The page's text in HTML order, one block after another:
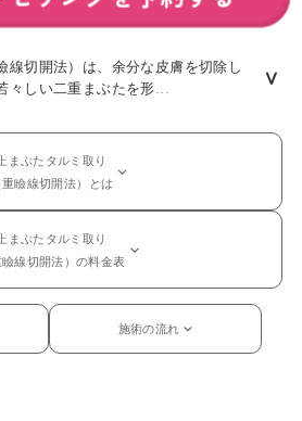
線切開法）は、余分な皮膚を切除し
々しい二重まぶたを形... ∨
上まぶたタルミ取り
重瞼線切開法）とは
上まぶたタルミ取り
瞼線切開法）の料金表
施術の流れ